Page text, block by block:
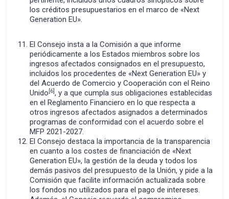
los créditos presupuestarios en el marco de «Next
Generation EU».
El Consejo insta a la Comisión a que informe
periódicamente a los Estados miembros sobre los
ingresos afectados consignados en el presupuesto,
incluidos los procedentes de «Next Generation EU» y
del Acuerdo de Comercio y Cooperación con el Reino
Unido [6] , y a que cumpla sus obligaciones establecidas
en el Reglamento Financiero en lo que respecta a
otros ingresos afectados asignados a determinados
programas de conformidad con el acuerdo sobre el
MFP 2021-2027.
El Consejo destaca la importancia de la transparencia
en cuanto a los costes de financiación de «Next
Generation EU», la gestión de la deuda y todos los
demás pasivos del presupuesto de la Unión, y pide a la
Comisión que facilite información actualizada sobre
los fondos no utilizados para el pago de intereses.